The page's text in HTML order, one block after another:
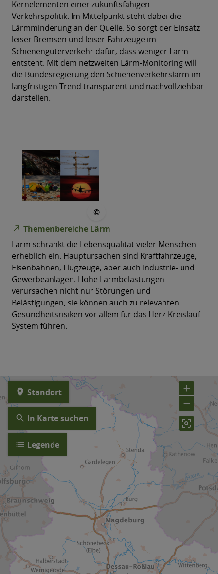
Kernelementen einer zukunftsfähigen
Verkehrspolitik. Im Mittelpunkt steht dabei die
Lärmminderung an der Quelle. So sorgt der Einsatz
leiser Bremsen und leiser Fahrzeuge im
Schienengüterverkehr dafür, dass weniger Lärm
entsteht. Mit dem netzweiten Lärm-Monitoring will
die Bundesregierung den Schienenverkehrslärm im
langfristigen Trend transparent und nachvollziehbar
darstellen.
©
north_east Themenbereiche Lärm
Lärm schränkt die Lebensqualität vieler Menschen
erheblich ein. Hauptursachen sind Kraftfahrzeuge,
Eisenbahnen, Flugzeuge, aber auch Industrie- und
Gewerbeanlagen. Hohe Lärmbelastungen
verursachen nicht nur Störungen und
Belästigungen, sie können auch zu relevanten
Gesundheitsrisiken vor allem für das Herz-Kreislauf-
System führen.